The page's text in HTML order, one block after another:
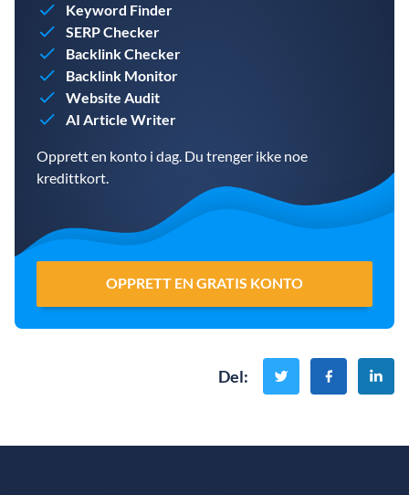
Keyword Finder
SERP Checker
Backlink Checker
Backlink Monitor
Website Audit
AI Article Writer
Opprett en konto i dag. Du trenger ikke noe
kredittkort.
OPPRETT EN GRATIS KONTO
Del: